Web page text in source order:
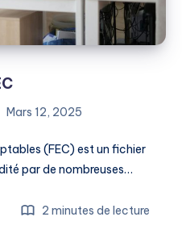
Mars 12, 2025
(FEC) est un fichier
par de nombreuses…
2 minutes de lecture